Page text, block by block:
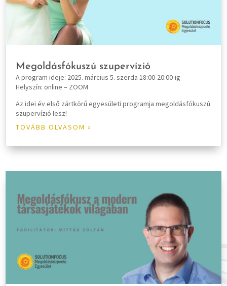
Megoldásfókuszú szupervízió
A program ideje: 2025. március 5. szerda 18:00-20:00-ig
Helyszín: online – ZOOM
Az idei év első zártkörű egyesületi programja megoldásfókuszú
szupervízió lesz!
TOVÁBB OLVASOM »